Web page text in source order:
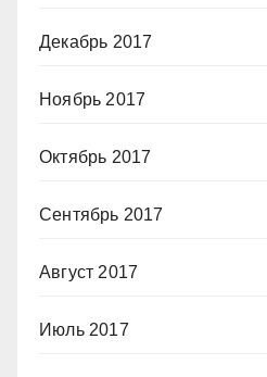
Декабрь 2017
Ноябрь 2017
Октябрь 2017
Сентябрь 2017
Август 2017
Июль 2017